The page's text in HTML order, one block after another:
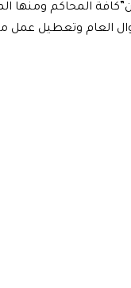
المحاكم ومنها
العام وتعطيل عمل